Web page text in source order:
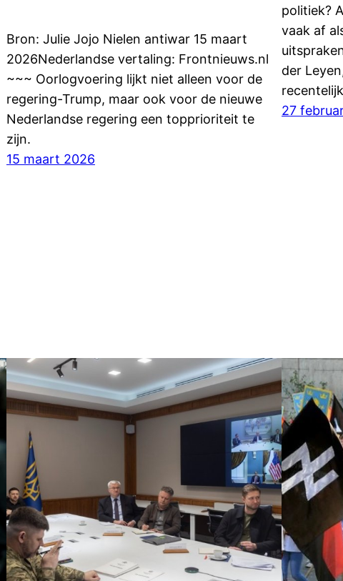
Bron: Julie Jojo Nielen antiwar 15 maart
2026Nederlandse vertaling: Frontnieuws.nl
~~~ Oorlogvoering lijkt niet alleen voor de
regering-Trump, maar ook voor de nieuwe
Nederlandse regering een topprioriteit te
zijn.
15 maart 2026
politiek?
vaak af
der
27